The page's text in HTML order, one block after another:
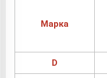
Марка
D